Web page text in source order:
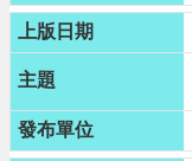
告
網
站
全
政